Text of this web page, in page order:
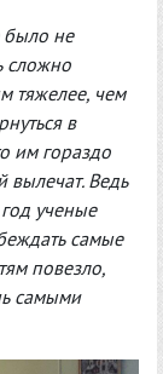
было не
сложно
тяжелее, чем
в
им гораздо
вылечат. Ведь
ученые
самые
повезло,
самыми